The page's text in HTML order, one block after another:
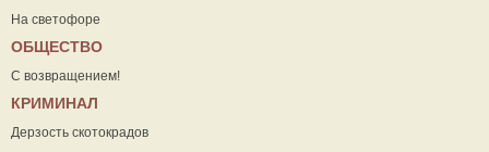
На светофоре
ОБЩЕСТВО
С возвращением!
КРИМИНАЛ
Дерзость скотокрадов